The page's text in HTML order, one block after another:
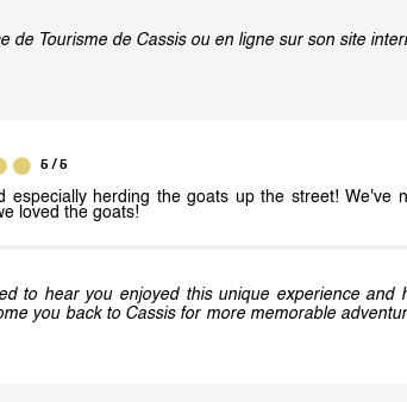
de Tourisme de Cassis ou en ligne sur son site
5 / 5
herding the goats up the street! We've
loved the goats!
to hear you enjoyed this unique experience and
you back to Cassis for more memorable